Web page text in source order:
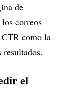
de
correos
como la
el